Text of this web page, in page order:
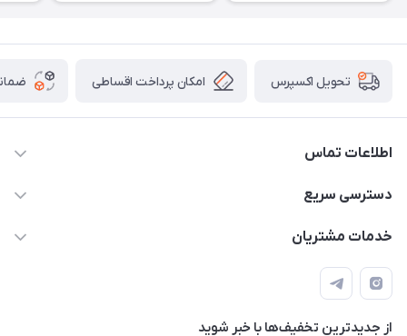
تحویل اکسپرس امکان پرداخت اقساطی
اطلاعات تماس
09171115348
طبقه همکف واحد 131
دسترسی سریع
مجله فروشگاه
درباره ما
تماس با ما
خدمات مشتریان
قوانین و مقررات
حریم خصوصی
از جدید‌ترین تخفیف‌ها با‌ خبر شوید